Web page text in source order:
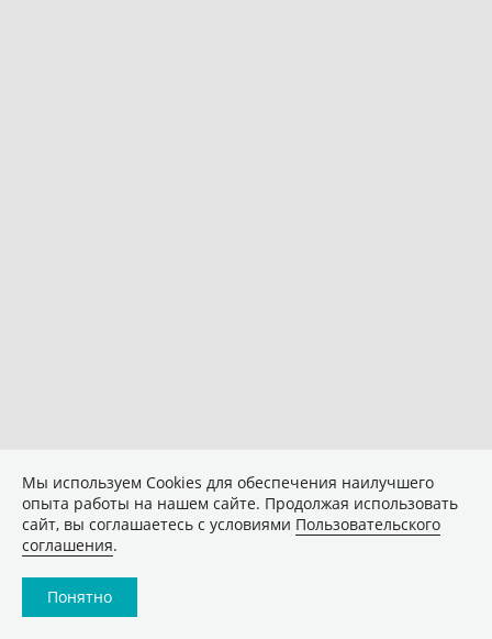
Мы используем Сookies для обеспечения наилучшего
опыта работы на нашем сайте. Продолжая использовать
сайт, вы соглашаетесь с условиями Пользовательского
соглашения.
Понятно